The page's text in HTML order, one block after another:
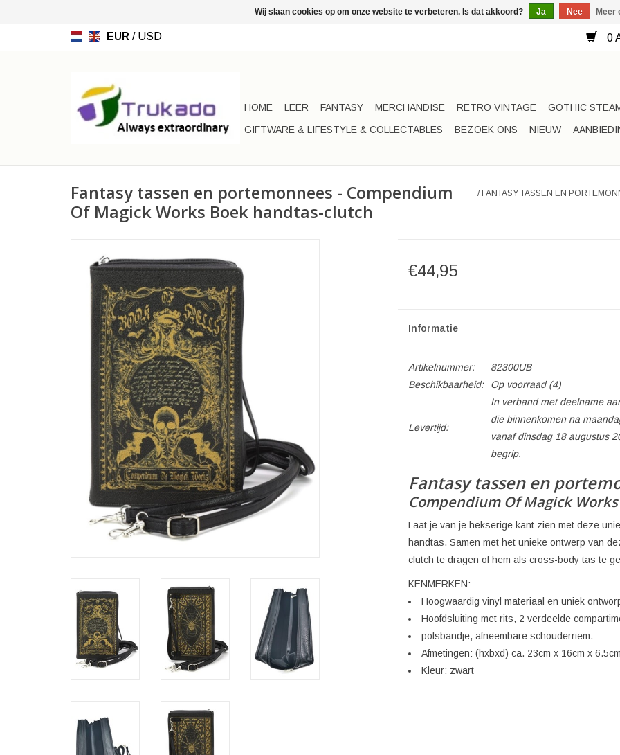
EUR / USD 0
HOME LEER FANTASY MERCHANDISE RETRO VINTAGE GOTHIC
GIFTWARE & LIFESTYLE & COLLECTABLES
BEZOEK ONS NIEUW
Fantasy tassen en portemonnees - Compendium
Of Magick Works Boek handtas-clutch
/ FANTASY TASSEN EN
€44,95
Informatie
Artikelnummer:
82300UB
Beschikbaarheid:
Op voorraad(4)
Levertijd:
In verband met deelname
die binnenkomen na
vanaf dinsdag 18 augustus
begrip.
Fantasy tassen en
Compendium Of Magick
Laat je van je hekserige kant zien met deze
handtas. Samen met het unieke ontwerp van
clutch te dragen of hem als cross-body tas te
KENMERKEN:
Hoogwaardig vinyl materiaal en uniek
Hoofdsluiting met rits, 2 verdeelde
polsbandje, afneembare schouderriem.
Afmetingen: (hxbxd) ca. 23cm x 16cm x 6.5cm
Kleur: zwart
Wij slaan cookies op om onze website te verbeteren. Is dat akkoord? Ja Nee Meer